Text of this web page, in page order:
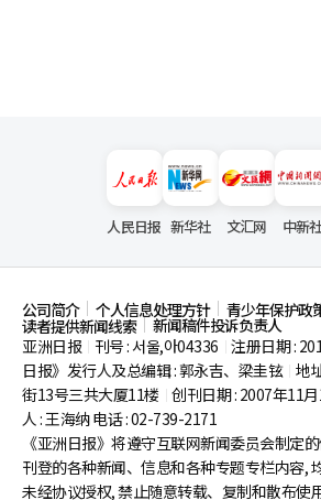
人民日报 新华社 文汇网 中新
公司简介 个人信息处理方针 青少年保护政
读者提供新闻线索
新闻稿件投诉负责人
亚洲日报
刊号 : 서울,아04336 注册日期 :
日报》发行人及总编辑 : 郭永吉、梁圭铉 地
街13号三共大厦11楼 创刊日期 : 2007年11
人 : 王海纳 电话 : 02-739-2171
《亚洲日报》将遵守互联网新闻委员会制定的
刊登的各种新闻、信息和各种专题专栏内容,
未经协议授权, 禁止随意转载、复制和散布使用